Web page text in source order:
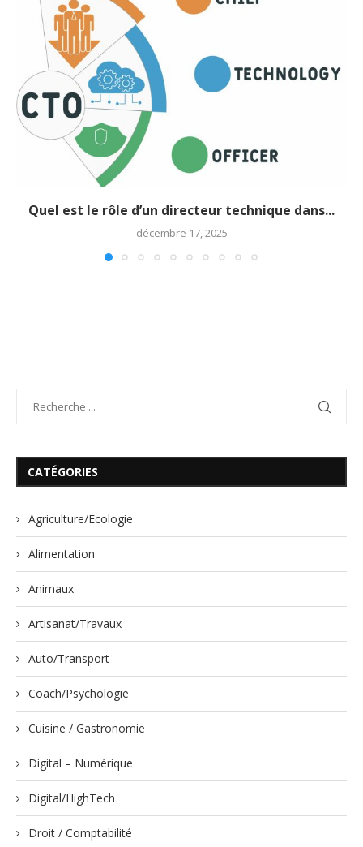
Quel est le rôle d’un directeur technique dans...
décembre 17, 2025
CATÉGORIES
Agriculture/Ecologie
Alimentation
Animaux
Artisanat/Travaux
Auto/Transport
Coach/Psychologie
Cuisine / Gastronomie
Digital – Numérique
Digital/HighTech
Droit / Comptabilité